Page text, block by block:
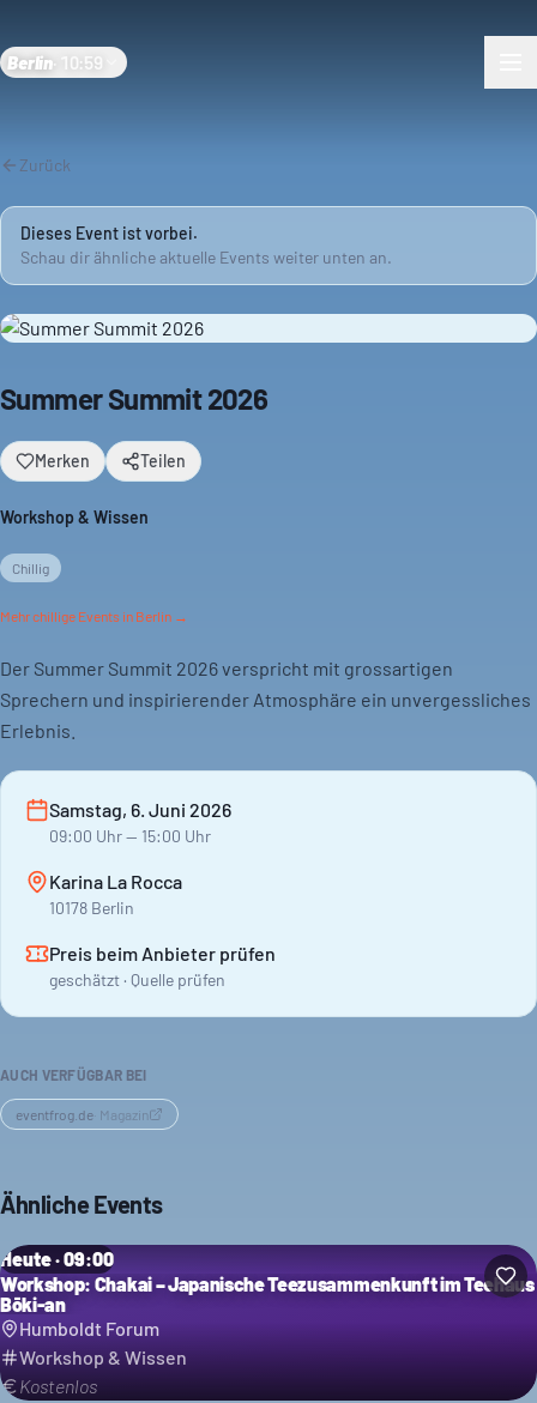
Berlin 10:59
Zurück
Dieses Event ist vorbei.
Schau dir ähnliche aktuelle Events weiter unten an.
Summer Summit 2026
Merken Teilen
Workshop & Wissen
Chillig
Mehrchillige Events in Berlin →
Der Summer Summit 2026 verspricht mit grossartigen
Sprechern und inspirierender Atmosphäre ein unvergessliches
Erlebnis.
Samstag, 6. Juni 2026
09:00 Uhr— 15:00 Uhr
Karina La Rocca
10178 Berlin
Preis beim Anbieter prüfen
geschätzt · Quelle prüfen
AUCH VERFÜGBAR BEI
eventfrog.de Magazin
Ähnliche Events
Heute · 09:00
Workshop: Chakai – Japanische Teezusammenkunft im Teehaus
Bōki-an
Humboldt Forum
Workshop & Wissen
Kostenlos